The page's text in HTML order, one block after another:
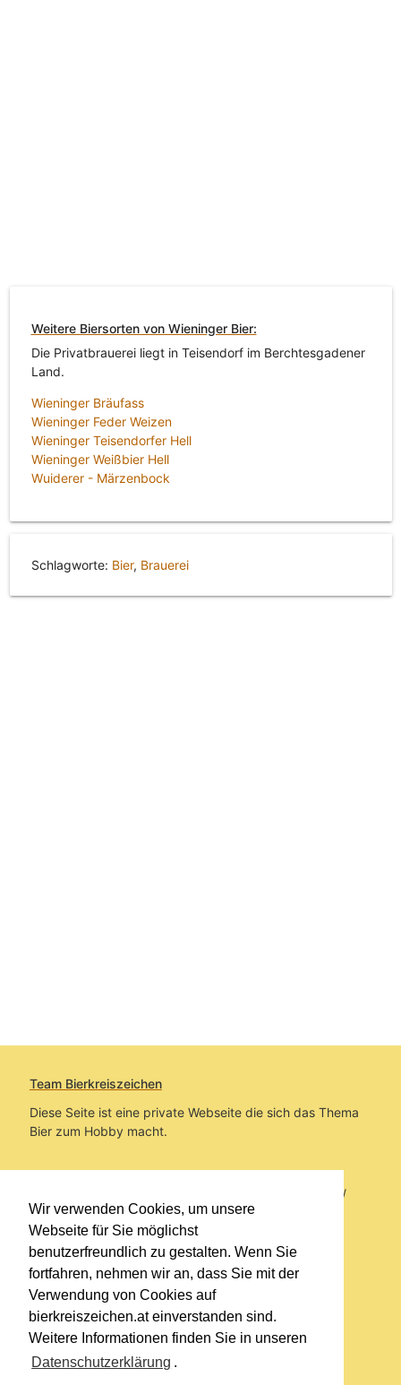
Wir verwenden Cookies, um unsere
Webseite für Sie möglichst
benutzerfreundlich zu gestalten. Wenn Sie
fortfahren, nehmen wir an, dass Sie mit der
Verwendung von Cookies auf
bierkreiszeichen.at einverstanden sind.
Weitere Informationen finden Sie in unseren
Datenschutzerklärung .
Weitere Biersorten von Wieninger Bier:
Die Privatbrauerei liegt in Teisendorf im Berchtesgadener
Land.
Wieninger Bräufass
Wieninger Feder Weizen
Wieninger Teisendorfer Hell
Wieninger Weißbier Hell
Wuiderer - Märzenbock
Schlagworte: Bier, Brauerei
Team Bierkreiszeichen
Diese Seite ist eine private Webseite die sich das Thema
Bier zum Hobby macht.
Sie befinden sich auf https://www.bierkreiszeichen.at/
im Pfad:Übers Bier/Biersorten
Erstellt: 2021-12-14
Links
Impressum
Datenschutzerklärung